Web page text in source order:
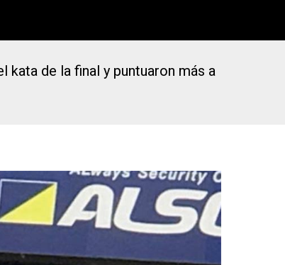
de la final y puntuaron más a